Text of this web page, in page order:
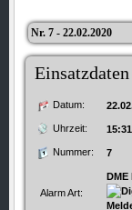
Nr. 7 - 22.02.2020
Einsatzdaten
Datum:
Uhrzeit: 15:31
Nummer: 7
Alarm Art: